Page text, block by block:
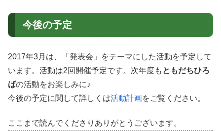
今後の予定
2017年3月は、「発表会」をテーマにした活動を予定して
います。活動は2回開催予定です。次年度も ともだちひろ
ばの活動をお楽しみに♪
今後の予定に関して詳しくは活動計画をご覧ください。
ここまで読んでくださりありがとうございます。